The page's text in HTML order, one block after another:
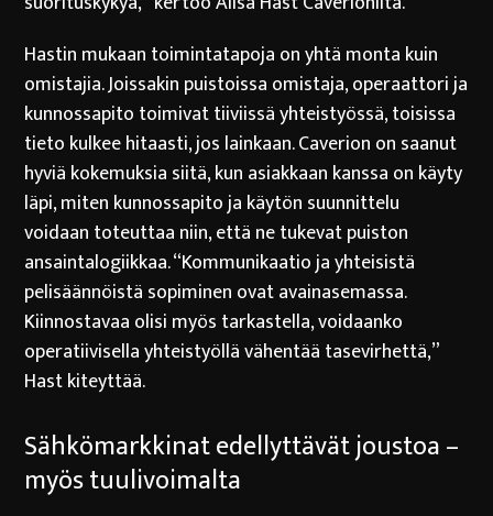
Hastin mukaan toimintatapoja on yhtä monta kuin
omistajia. Joissakin puistoissa omistaja, operaattori ja
kunnossapito toimivat tiiviissä yhteistyössä, toisissa
tieto kulkee hitaasti, jos lainkaan.Caverion on saanut
hyviä kokemuksia siitä, kun asiakkaan kanssa on käyty
läpi, miten kunnossapito ja käytön suunnittelu
voidaan toteuttaa niin, että ne tukevat puiston
ansaintalogiikkaa. “Kommunikaatio ja yhteisistä
pelisäännöistä sopiminen ovat avainasemassa.
Kiinnostavaa olisi myös tarkastella, voidaanko
operatiivisella yhteistyöllä vähentää tasevirhettä,”
Hast kiteyttää.
Sähkömarkkinat edellyttävät joustoa –
myös tuulivoimalta